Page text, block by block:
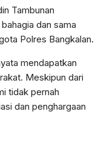
Tambunan
dan sama
Polres Bangkalan.
mendapatkan
Meskipun dari
tidak pernah
dan penghargaan